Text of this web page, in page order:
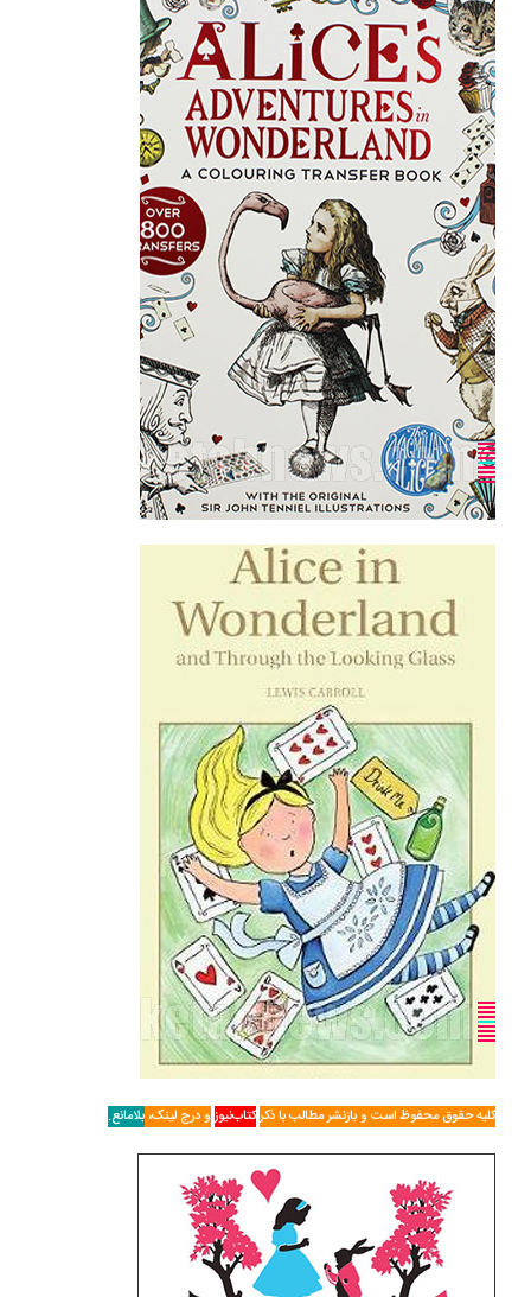
کلیه حقوق محفوظ است و بازنشر مطالب با ذکرکتاب‌نیوز و درج لینک، بلامانع.